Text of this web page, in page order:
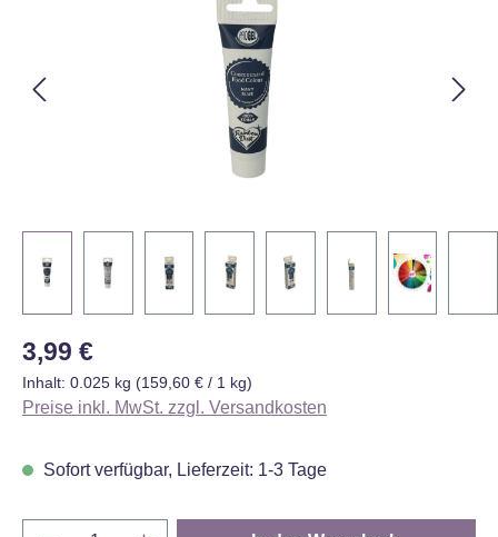
Regulärer Preis:
3,99 €
Inhalt: 0.025 kg (159,60 € / 1 kg)
Preise inkl. MwSt. zzgl. Versandkosten
Sofort verfügbar, Lieferzeit: 1-3 Tage